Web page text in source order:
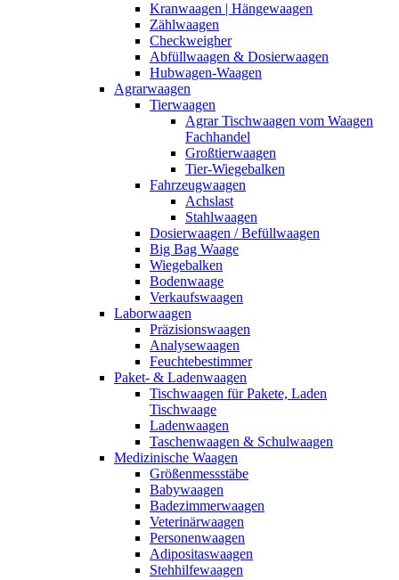
Kranwaagen | Hängewaagen
Zählwaagen
Checkweigher
Abfüllwaagen & Dosierwaagen
Hubwagen-Waagen
Agrarwaagen
Tierwaagen
Agrar Tischwaagen vom Waagen
Fachhandel
Großtierwaagen
Tier-Wiegebalken
Fahrzeugwaagen
Achslast
Stahlwaagen
Dosierwaagen / Befüllwaagen
Big Bag Waage
Wiegebalken
Bodenwaage
Verkaufswaagen
Laborwaagen
Präzisionswaagen
Analysewaagen
Feuchtebestimmer
Paket- & Ladenwaagen
Tischwaagen für Pakete, Laden
Tischwaage
Ladenwaagen
Taschenwaagen & Schulwaagen
Medizinische Waagen
Größenmessstäbe
Babywaagen
Badezimmerwaagen
Veterinärwaagen
Personenwaagen
Adipositaswaagen
Stehhilfewaagen